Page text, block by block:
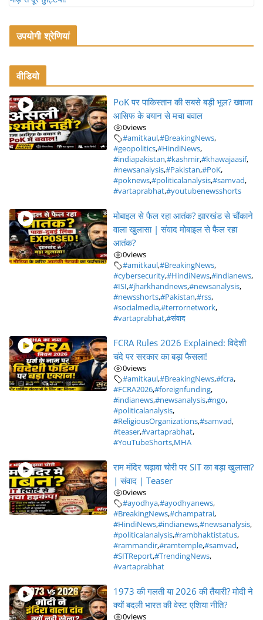
उपयोगी श्रेणियां
वीडियो
PoK पर पाकिस्तान की सबसे बड़ी भूल? ख्वाजा
आसिफ के बयान से मचा बवाल
0views
#amitkaul,#BreakingNews,
#geopolitics,#HindiNews,
#indiapakistan,#kashmir,#khawajaasif,
#newsanalysis,#Pakistan,#PoK,
#poknews,#politicalanalysis,#samvad,
#vartaprabhat,#youtubenewsshorts
मोबाइल से फैल रहा आतंक? झारखंड से चौंकाने
वाला खुलासा | संवाद मोबाइल से फैल रहा
आतंक?
0views
#amitkaul,#BreakingNews,
#cybersecurity,#HindiNews,#indianews,
#ISI,#jharkhandnews,#newsanalysis,
#newsshorts,#Pakistan,#rss,
#socialmedia,#terrornetwork,
#vartaprabhat,#संवाद
FCRA Rules 2026 Explained: विदेशी
चंदे पर सरकार का बड़ा फैसला!
0views
#amitkaul,#BreakingNews,#fcra,
#FCRA2026,#foreignfunding,
#indianews,#newsanalysis,#ngo,
#politicalanalysis,
#ReligiousOrganizations,#samvad,
#teaser,#vartaprabhat,
#YouTubeShorts,MHA
राम मंदिर चढ़ावा चोरी पर SIT का बड़ा खुलासा?
| संवाद | Teaser
0views
#ayodhya,#ayodhyanews,
#BreakingNews,#champatrai,
#HindiNews,#indianews,#newsanalysis,
#politicalanalysis,#rambhaktistatus,
#rammandir,#ramtemple,#samvad,
#SITReport,#TrendingNews,
#vartaprabhat
1973 की गलती या 2026 की तैयारी? मोदी ने
क्यों बदली भारत की वेस्ट एशिया नीति?
0views